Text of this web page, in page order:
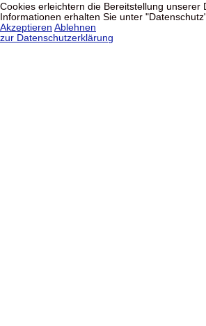
Cookies erleichtern die Bereitstellung
Informationen erhalten Sie unter
Akzeptieren Ablehnen
zur Datenschutzerklärung